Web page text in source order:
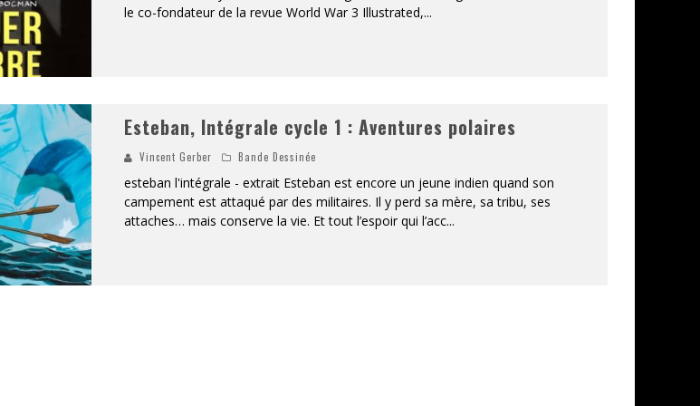
le co-fondateur de la revue World War 3 Illustrated,...
Esteban, Intégrale cycle 1 : Aventures polaires
Vincent Gerber Bande Dessinée
esteban l'intégrale - extrait Esteban est encore un jeune indien quand son
campement est attaqué par des militaires. Il y perd sa mère, sa tribu, ses
attaches… mais conserve la vie. Et tout l’espoir qui l’acc...